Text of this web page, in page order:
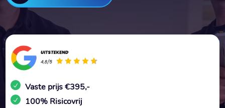
Vaste prijs €395,-
100% Risicovrij